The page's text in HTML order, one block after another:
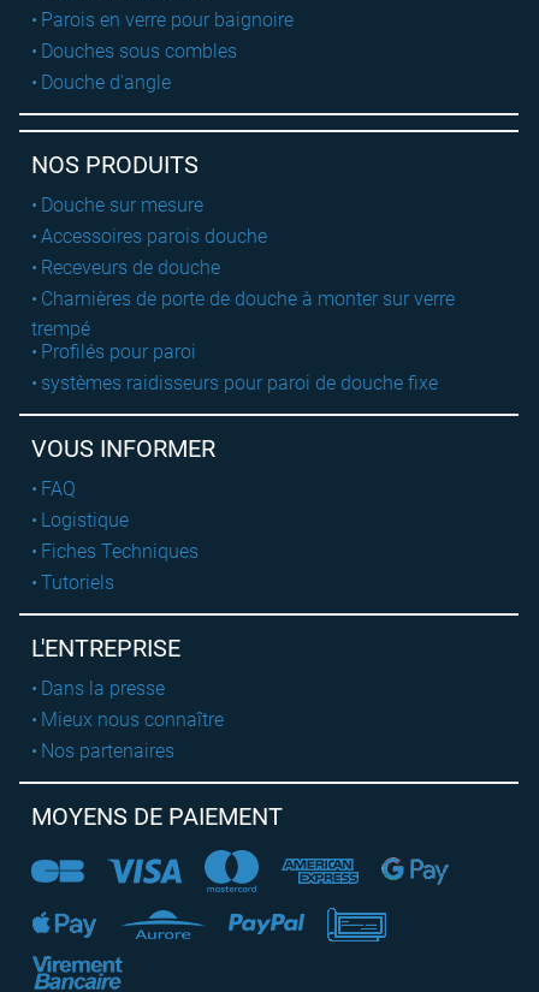
Parois en verre pour baignoire
Douches sous combles
Douche d'angle
NOS PRODUITS
Douche sur mesure
Accessoires parois douche
Receveurs de douche
Charnières de porte de douche à monter sur verre
trempé
Profilés pour paroi
systèmes raidisseurs pour paroi de douche fixe
VOUS INFORMER
FAQ
Logistique
Fiches Techniques
Tutoriels
L'ENTREPRISE
Dans la presse
Mieux nous connaître
Nos partenaires
MOYENS DE PAIEMENT